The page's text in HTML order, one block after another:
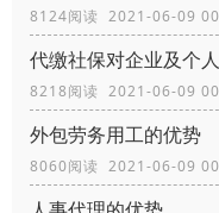
8124阅读 2021-06-09
代缴社保对企业及个
8218阅读 2021-06-09
外包劳务用工的优势
8060阅读 2021-06-09